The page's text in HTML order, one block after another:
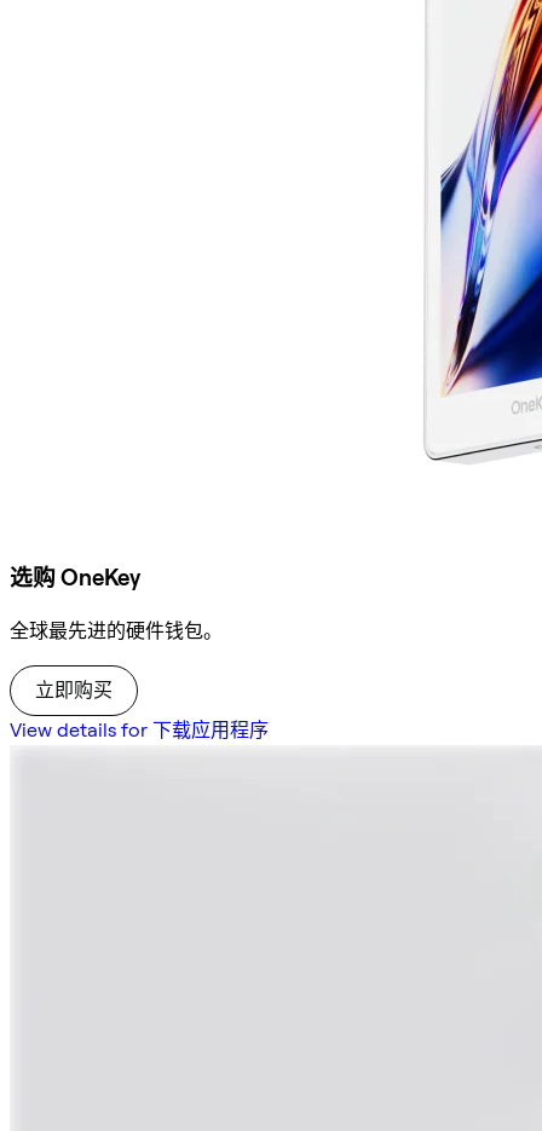
选购 OneKey
全球最先进的硬件钱包。
立即购买
View details for 下载应用程序